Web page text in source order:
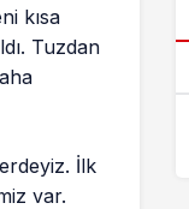
kısa
Tuzdan
İlk
var.